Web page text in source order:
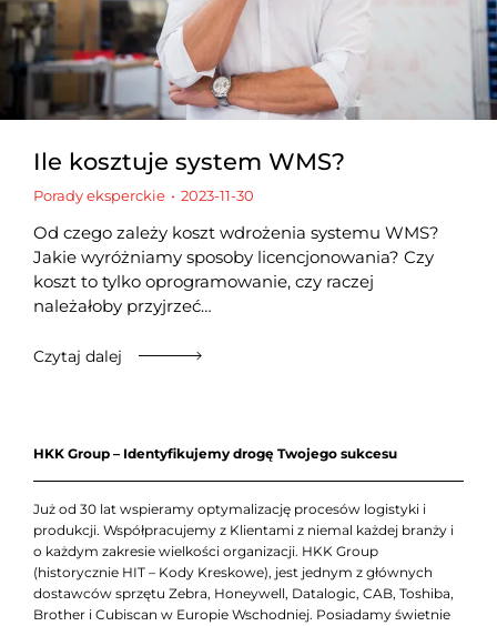
Ile kosztuje system WMS?
Porady eksperckie 2023-11-30
Od czego zależy koszt wdrożenia systemu WMS?
Jakie wyróżniamy sposoby licencjonowania? Czy
koszt to tylko oprogramowanie, czy raczej
należałoby przyjrzeć…
Czytaj dalej
HKK Group – Identyfikujemy drogę Twojego sukcesu
Już od 30 lat wspieramy optymalizację procesów logistyki i
produkcji. Współpracujemy z Klientami z niemal każdej branży i
o każdym zakresie wielkości organizacji. HKK Group
(historycznie HIT – Kody Kreskowe), jest jednym z głównych
dostawców sprzętu Zebra, Honeywell, Datalogic, CAB, Toshiba,
Brother i Cubiscan w Europie Wschodniej. Posiadamy świetnie